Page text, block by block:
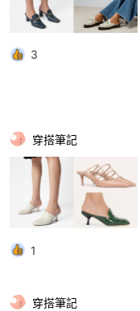
3
穿搭筆記
1
穿搭筆記